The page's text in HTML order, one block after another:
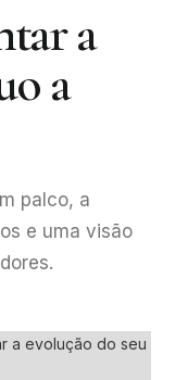
a
a
palco, a
e uma visão